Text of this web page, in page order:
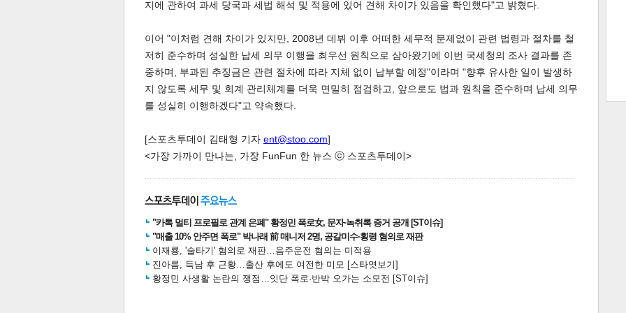
스북 터 공 공유 버블
달기 트 크 트 축 사 하기 보기
지에 관하여 과세 당국과 세법 해석 및 적용에 있어 견해 차이가 있음을 확인했다"고 밝혔다.
이어 "이처럼 견해 차이가 있지만, 2008년 데뷔 이후 어떠한 세무적 문제없이 관련 법령과 절차를 철
저히 준수하며 성실한 납세 의무 이행을 최우선 원칙으로 삼아왔기에 이번 국세청의 조사 결과를 존
중하며, 부과된 추징금은 관련 절차에 따라 지체 없이 납부할 예정"이라며 "향후 유사한 일이 발생하
지 않도록 세무 및 회계 관리체계를 더욱 면밀히 점검하고, 앞으로도 법과 원칙을 준수하며 납세 의무
를 성실히 이행하겠다"고 약속했다.
[스포츠투데이 김태형 기자 ent@stoo.com]
<가장 가까이 만나는, 가장 FunFun 한 뉴스 ⓒ 스포츠투데이>
"카톡 멀티 프로필로 관계 은폐" 황정민 폭로女, 문자·녹취록 증거 공개 [ST이슈]
"매출 10% 안주면 폭로" 박나래 前 매니저 2명, 공갈미수·횡령 혐의로 재판
이재룡, '술타기' 혐의로 재판…음주운전 혐의는 미적용
진아름, 득남 후 근황…출산 후에도 여전한 미모 [스타엿보기]
황정민 사생활 논란의 쟁점…잇단 폭로·반박 오가는 소모전 [ST이슈]